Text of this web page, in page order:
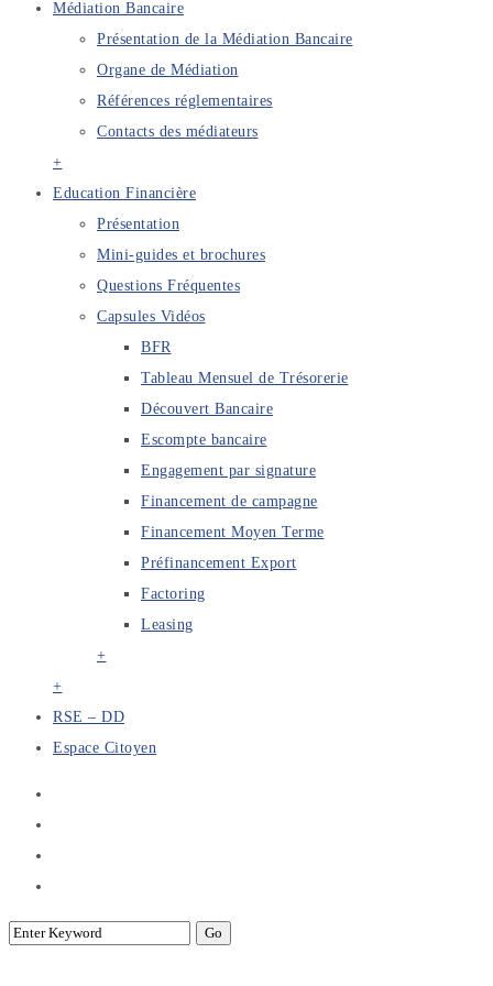
Médiation Bancaire
Présentation de la Médiation Bancaire
Organe de Médiation
Références réglementaires
Contacts des médiateurs
+
Education Financière
Présentation
Mini-guides et brochures
Questions Fréquentes
Capsules Vidéos
BFR
Tableau Mensuel de Trésorerie
Découvert Bancaire
Escompte bancaire
Engagement par signature
Financement de campagne
Financement Moyen Terme
Préfinancement Export
Factoring
Leasing
+
+
RSE – DD
Espace Citoyen